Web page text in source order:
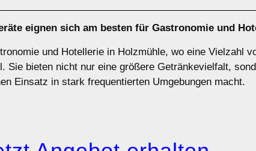
eignen sich am besten für Gastronomie und
und Hotellerie in Holzmühle, wo eine Vielzahl
Sie bieten nicht nur eine größere Getränkevielfalt,
Einsatz in stark frequentierten Umgebungen macht.